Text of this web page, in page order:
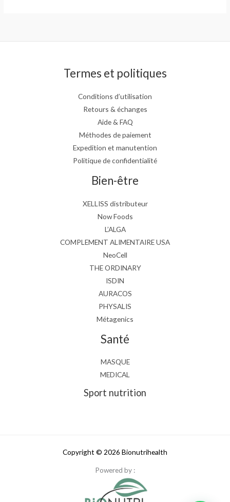
Termes et politiques
Conditions d’utilisation
Retours & échanges
Aide & FAQ
Méthodes de paiement
Expedition et manutention
Politique de confidentialité
Bien-être
XELLISS distributeur
Now Foods
L’ALGA
COMPLEMENT ALIMENTAIRE USA
NeoCell
THE ORDINARY
ISDIN
AURACOS
PHYSALIS
Métagenics
Santé
MASQUE
MEDICAL
Sport nutrition
Copyright © 2026 Bionutrihealth
Powered by :